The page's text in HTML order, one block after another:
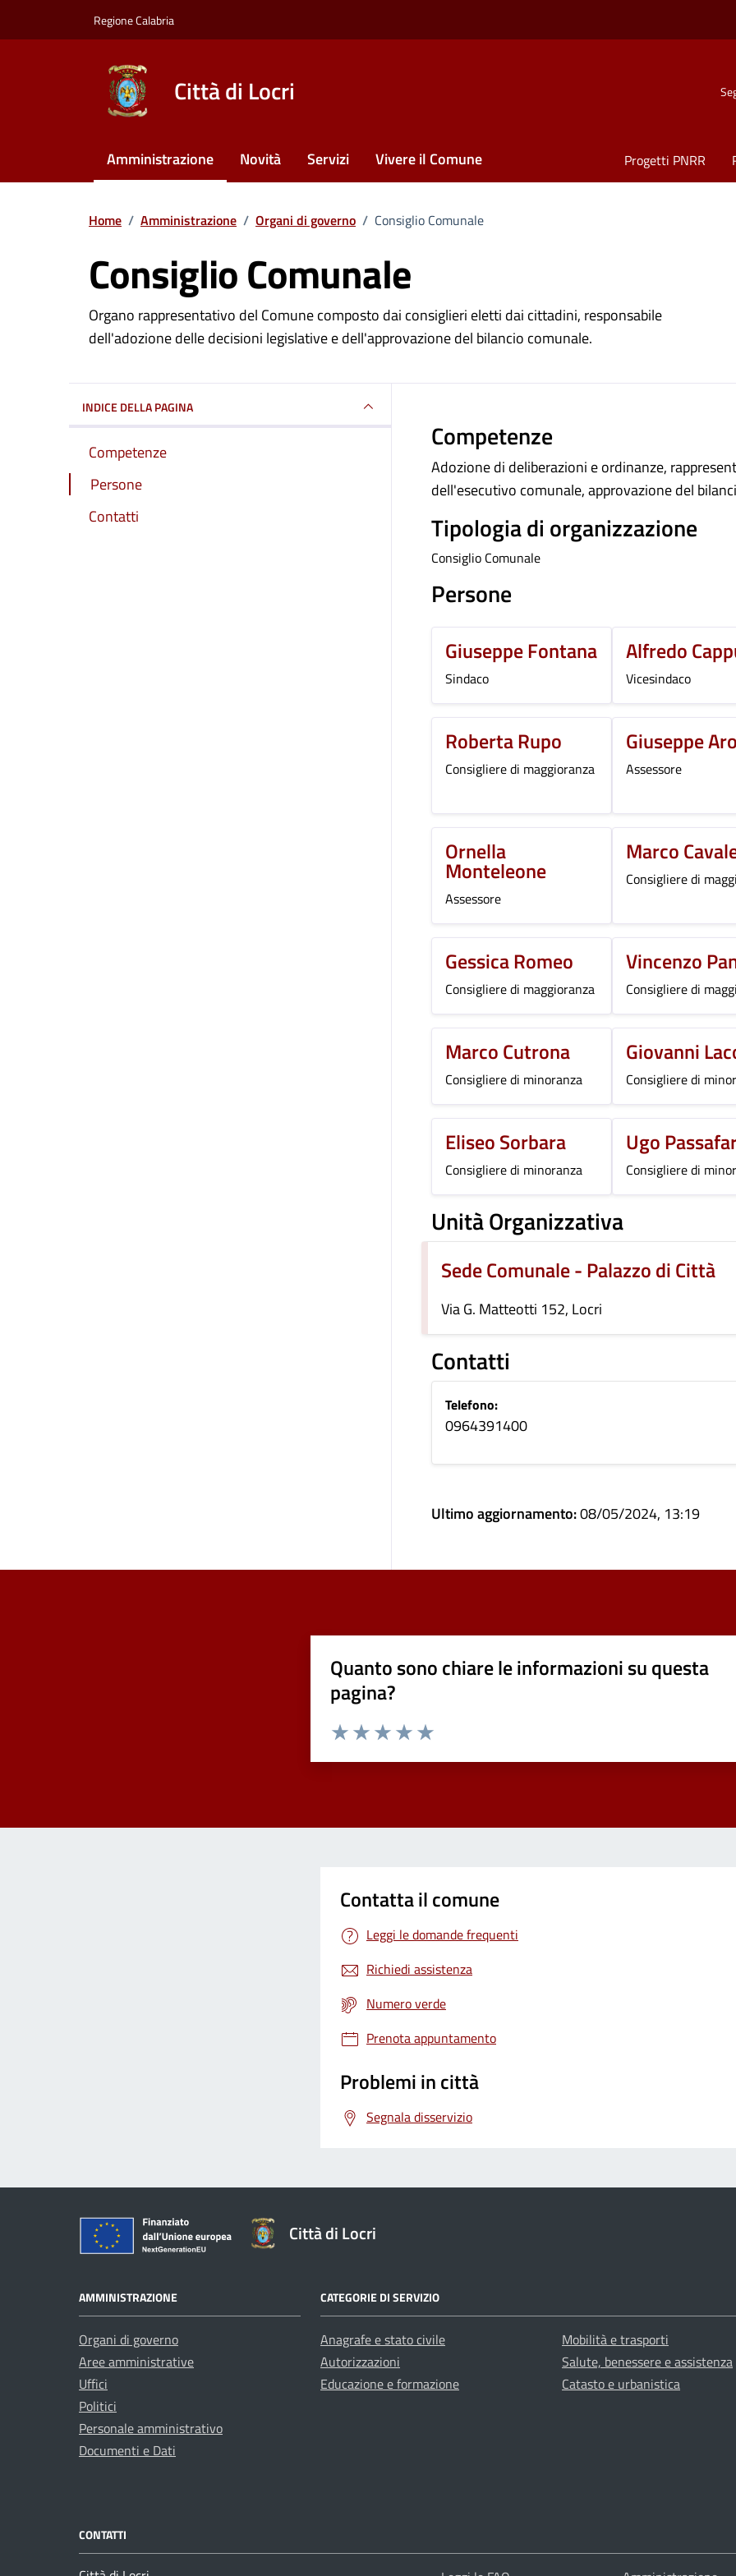
Regione Calabria
Città di Locri
Amministrazione Novità Servizi Vivere il Comune Progetti PNRR
Home / Amministrazione / Organi di governo / Consiglio Comunale
Consiglio Comunale
Dettagli Unità Organizzativa
Organo rappresentativo del Comune composto dai consiglieri eletti dai cittadini, responsabile
dell'adozione delle decisioni legislative e dell'approvazione del bilancio comunale.
INDICE DELLA PAGINA
Competenze
Persone
Contatti
Competenze
Adozione di deliberazioni e ordinanze,
dell'esecutivo comunale, approvazione del
Tipologia di organizzazione
Consiglio Comunale
Persone
Giuseppe Fontana
Sindaco
Alfredo
Vicesindaco
Roberta Rupo
Consigliere di maggioranza
Giuseppe
Assessore
Ornella
Monteleone
Assessore
Marco
Consigliere di
Gessica Romeo
Consigliere di maggioranza
Vincenzo
Consigliere di
Marco Cutrona
Consigliere di minoranza
Giovanni
Consigliere di
Eliseo Sorbara
Consigliere di minoranza
Ugo
Consigliere di
Unità Organizzativa
Sede Comunale - Palazzo di Città
Via G. Matteotti 152, Locri
Contatti
Telefono:
0964391400
Ultimo aggiornamento:08/05/2024, 13:19
Quanto sono chiare le informazioni su questa
pagina?
Contatta il comune
Leggi le domande frequenti
Richiedi assistenza
Numero verde
Prenota appuntamento
Problemi in città
Segnala disservizio
Città di Locri
AMMINISTRAZIONE
Organi di governo
Aree amministrative
Uffici
Politici
Personale amministrativo
Documenti e Dati
CATEGORIE DI SERVIZIO
Anagrafe e stato civile
Autorizzazioni
Educazione e formazione
Mobilità e trasporti
Salute, benessere e assistenza
Catasto e urbanistica
CONTATTI